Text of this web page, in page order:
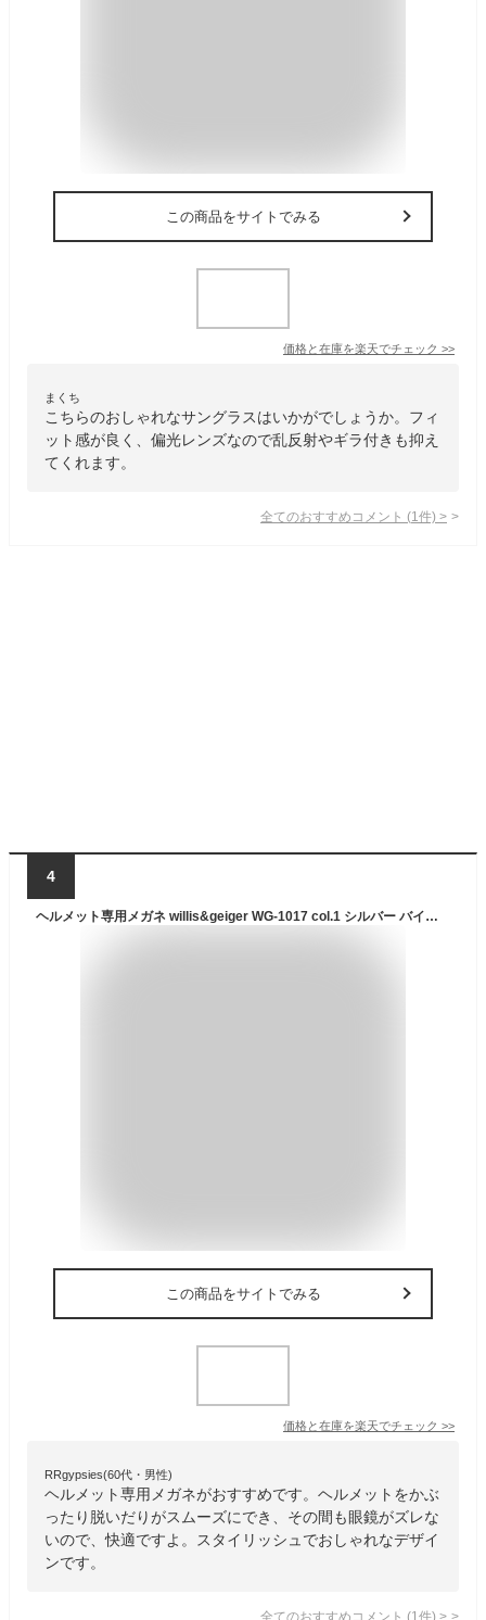
この商品をサイトでみる
価格と在庫を楽天でチェック >>
まくち
こちらのおしゃれなサングラスはいかがでしょうか。フィ
ット感が良く、偏光レンズなので乱反射やギラ付きも抑え
てくれます。
全てのおすすめコメント (1 件) >
4
ヘルメット専用メガネ willis&geiger WG-1017 col.1 シルバー バイク用メガネ バイク眼鏡 風防 フルフェイスヘルメット ヘルメット 眼鏡 メガネ バイカーズ グラス 眼鏡ライダー ウィリスアンドガイガー ヘルメット用 ヘッドホン用 チタン ライディングアイウエア バイク用
この商品をサイトでみる
価格と在庫を楽天でチェック >>
RRgypsies(60代・男性)
ヘルメット専用メガネがおすすめです。ヘルメットをかぶ
ったり脱いだりがスムーズにでき、その間も眼鏡がズレな
いので、快適ですよ。スタイリッシュでおしゃれなデザイ
ンです。
全てのおすすめコメント (1 件) >